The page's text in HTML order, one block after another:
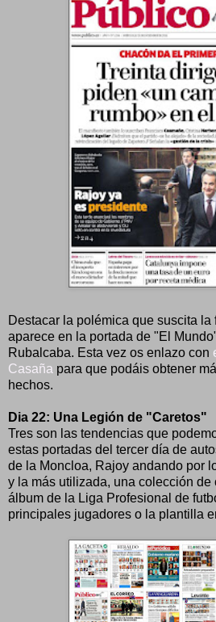
Destacar la polémica que suscita la
aparece en la portada de "El
Rubalcaba. Esta vez os enlazo con
Casaña para que podáis obtener
hechos.
Dia 22: Una Legión de "Caretos"
Tres son las tendencias que
estas portadas del tercer día de
de la Moncloa, Rajoy andando por
y la más utilizada, una colección de
álbum de la Liga Profesional de
principales jugadores o la plantilla